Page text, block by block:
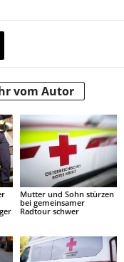
vom Autor
Mutter und Sohn stürzen
bei gemeinsamer
Radtour schwer